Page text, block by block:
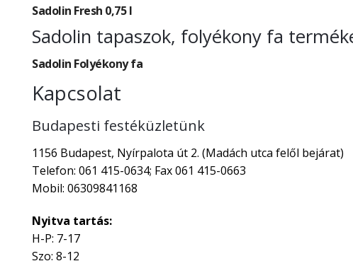
Sadolin Fresh 0,75 l
Sadolin tapaszok, folyékony fa
Sadolin Folyékony fa
Kapcsolat
Budapesti festéküzletünk
1156 Budapest, Nyírpalota út 2. (Madách utca felől bejárat)
Telefon: 061 415-0634; Fax 061 415-0663
Mobil: 06309841168
Nyitva tartás:
H-P: 7-17
Szo: 8-12